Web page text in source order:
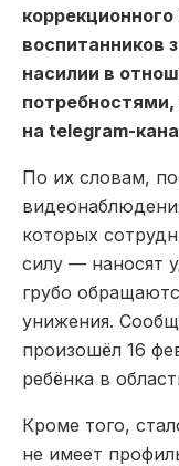
воспитанников
насилии в
на telegram-
По их словам,
которых
силу — наносят
грубо
унижения.
произошёл 16
ребёнка в
Кроме того,
не имеет